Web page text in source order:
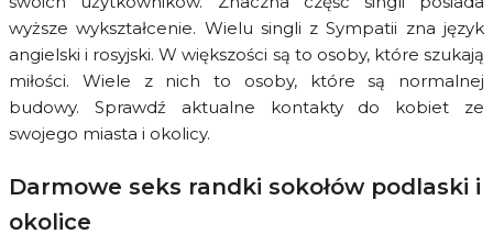
wyższe wykształcenie. Wielu singli z Sympatii zna język
angielski i rosyjski. W większości są to osoby, które szukają
miłości. Wiele z nich to osoby, które są normalnej
budowy. Sprawdź aktualne kontakty do kobiet ze
swojego miasta i okolicy.
Darmowe seks randki sokołów podlaski i
okolice